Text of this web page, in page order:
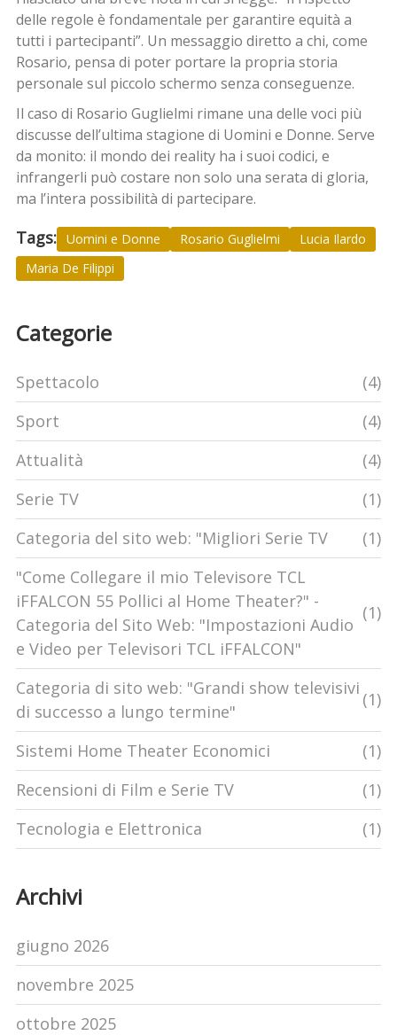
delle regole è fondamentale per garantire equità a
tutti i partecipanti”. Un messaggio diretto a chi, come
Rosario, pensa di poter portare la propria storia
personale sul piccolo schermo senza conseguenze.
Il caso di Rosario Guglielmi rimane una delle voci più
discusse dell’ultima stagione di Uomini e Donne. Serve
da monito: il mondo dei reality ha i suoi codici, e
infrangerli può costare non solo una serata di gloria,
ma l’intera possibilità di partecipare.
Tags: Uomini e Donne Rosario Guglielmi
Lucia Ilardo
Maria De Filippi
Categorie
Spettacolo
(4)
Sport
(4)
Attualità
(4)
Serie TV
(1)
Categoria del sito web: "Migliori Serie TV
(1)
"Come Collegare il mio Televisore TCL
iFFALCON 55 Pollici al Home Theater?" -
Categoria del Sito Web: "Impostazioni Audio
e Video per Televisori TCL iFFALCON"
(1)
Categoria di sito web: "Grandi show televisivi
di successo a lungo termine"
(1)
Sistemi Home Theater Economici
(1)
Recensioni di Film e Serie TV
(1)
Tecnologia e Elettronica
(1)
Archivi
giugno 2026
novembre 2025
ottobre 2025